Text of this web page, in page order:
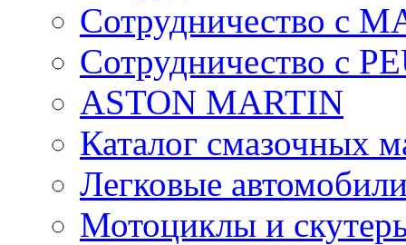
Сотрудничество с
Сотрудничество с
ASTON MARTIN
Каталог смазочных
Легковые
Мотоциклы и